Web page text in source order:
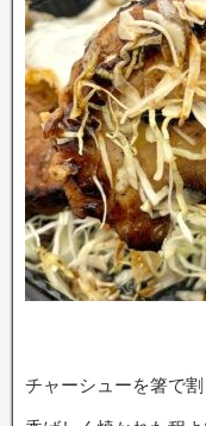
チャーシューを箸で割